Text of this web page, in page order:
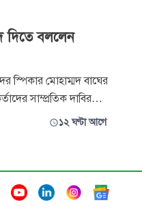
দিতে বললেন
স্পিকার মোহাম্মদ বাঘের
সাম্প্রতিক দাবির
ও পুরোনো কূটনীতির
১২ ঘণ্টা আগে